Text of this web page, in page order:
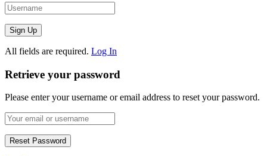
All fields are required. Log In
Retrieve your password
Please enter your username or email address to reset your password.